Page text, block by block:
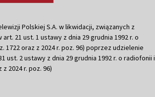
Polskiej S.A. w likwidacji, związanych z
21 ust. 1 ustawy z dnia 29 grudnia 1992 r. o
1722 oraz z 2024 r. poz. 96) poprzez udzielenie
ust. 2 ustawy z dnia 29 grudnia 1992 r. o radiofonii i
z 2024 r. poz. 96)